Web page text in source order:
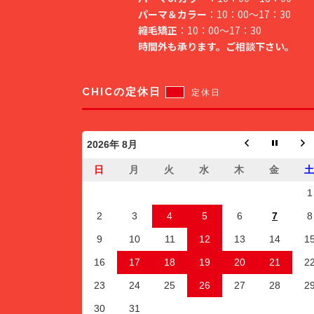
パーマ＆カラー ：10：00～17：30
縮毛矯正 ：10：00～17：30
時間外も承ります。ご相談下さい。
CHICの定休日 定休日
2026年 8月
日 月 火 水 木 金 土
1
2 3 4 5 6 7 8
9 10 11 12 13 14
16 17 18 19 20 21 22
23 24 25 26 27 28 29
30 31